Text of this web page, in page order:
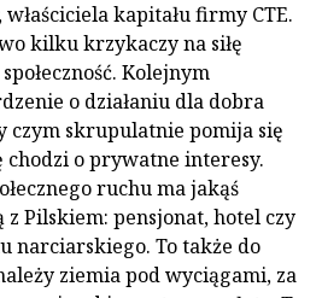
kapitału firmy CTE.
kilku krzykaczy na siłę
Kolejnym
o działaniu dla dobra
czym skrupulatnie pomija się
o prywatne interesy.
ruchu ma jakąś
Pilskiem: pensjonat, hotel czy
narciarskiego. To także do
ziemia pod wyciągami, za